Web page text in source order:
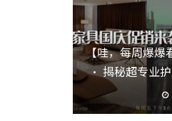
【哇，每周爆爆
· 揭秘超专业